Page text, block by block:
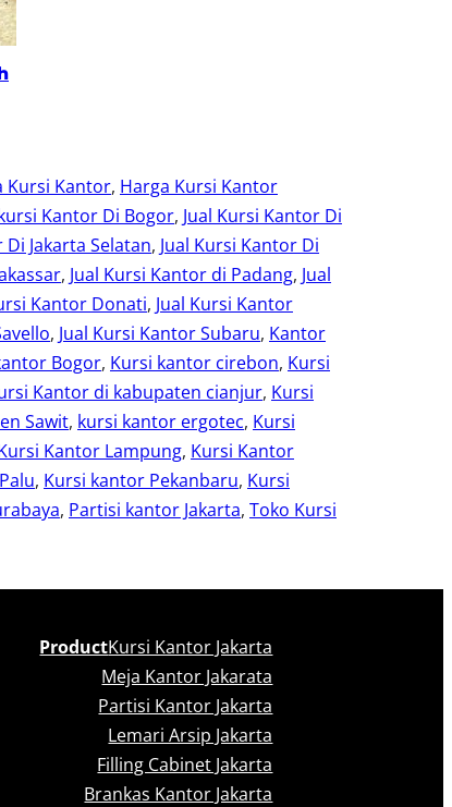
Kursi Kantor, Harga Kursi Kantor
Kantor Di Bogor, Jual Kursi Kantor Di
Jakarta Selatan, Jual Kursi Kantor Di
, Jual Kursi Kantor di Padang, Jual
Kantor Donati, Jual Kursi Kantor
, Jual Kursi Kantor Subaru, Kantor
Bogor, Kursi kantor cirebon, Kursi
Kantor di kabupaten cianjur, Kursi
Sawit, kursi kantor ergotec, Kursi
Kantor Lampung, Kursi Kantor
, Kursi kantor Pekanbaru, Kursi
, Partisi kantor Jakarta, Toko Kursi
ProductKursi Kantor Jakarta
Meja Kantor Jakarata
Partisi Kantor Jakarta
Lemari Arsip Jakarta
Filling Cabinet Jakarta
Brankas Kantor Jakarta